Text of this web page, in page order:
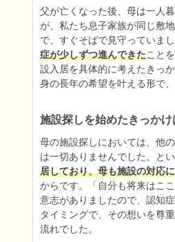
父が亡くなった後、母は一人
が、私たち息子家族が同じ敷
で、すぐそばで見守っていま
症が少しずつ進んできたこと
設入居を具体的に考えたきっ
身の長年の希望を叶える形で
施設探しを始めたきっかけ
母の施設探しにおいては、他
は一切ありませんでした。とい
居しており、母も施設の対応
からです。「自分も将来はこ
意志がありましたので、認知
タイミングで、その想いを尊
流れでした。